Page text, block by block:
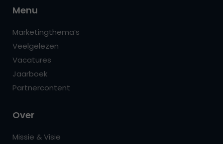
Menu
Marketingthema’s
Veelgelezen
Vacatures
Jaarboek
Partnercontent
Over
Missie & Visie